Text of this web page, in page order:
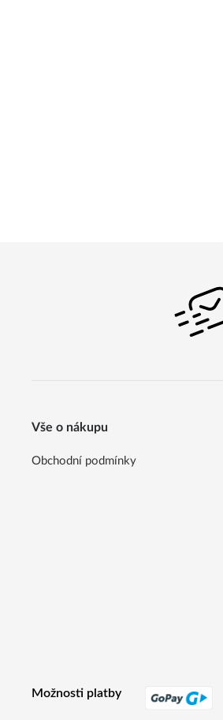
Vše o nákupu
Obchodní podmínky
Možnosti platby